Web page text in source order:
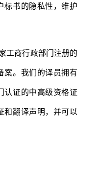
标书的隐私性，维护
商行政部门注册的
案。我们的译员拥有
认证的中高级资格证
和翻译声明，并可以